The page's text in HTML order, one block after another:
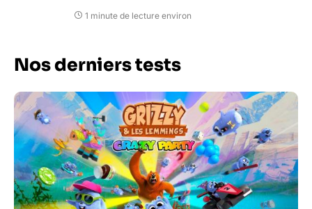
1 minute de lecture environ
Nos derniers tests